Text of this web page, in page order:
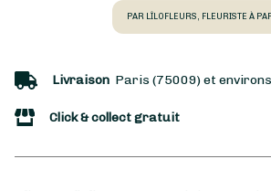
PAR LÎLOFLEURS, FLEURISTE À
Livraison Paris (75009) et environs
Click & collect gratuit